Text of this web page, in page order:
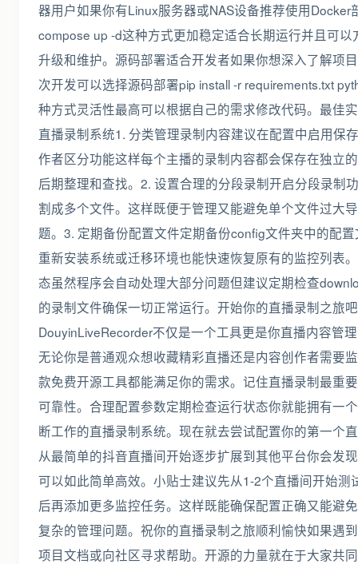
器用户如果你有Linux服务器或NAS设备推荐使用Docker
compose up -d这种方式更加稳定适合长期运行并且可以
升级和维护。源码部署适合开发者如果你想深入了解项
次开发可以选择源码部署pip install -r requirements.txt
种方式灵活性最高可以根据自己的需求修改代码。最佳
直播录制系统1. 分类管理录制内容建议在配置中启用保
作者区分功能这样每个主播的录制内容都会保存在独立
后期整理和查找。2. 设置合理的分段录制开启分段录制
割成多个文件。这样既便于管理又能避免单个文件过大
题。3. 定期备份配置文件定期备份config文件夹中的配
重新安装系统或迁移环境也能快速恢复原有的监控列表
态虽然程序会自动处理大部分问题但建议定期检查
的录制文件确保一切正常运行。开始你的直播录制之旅吧
DouyinLiveRecorder不仅是一个工具更是你直播内容管
无论你是普通观众想收藏精彩直播还是内容创作者需要
款免费开源工具都能满足你的需求。记住直播录制最重
可靠性。合理配置参数定期检查运行状态你就能拥有一
断工作的直播录制系统。现在就去尝试配置你的第一个
从最简单的抖音直播间开始逐步扩展到其他平台你会发
可以如此简单高效。小贴士建议先从1-2个直播间开始测
后再添加更多监控任务。这样既能确保配置正确又能避
复杂的管理问题。祝你的直播录制之旅顺利愉快如果遇
项目文档或向社区寻求帮助。开源的力量就在于大家共